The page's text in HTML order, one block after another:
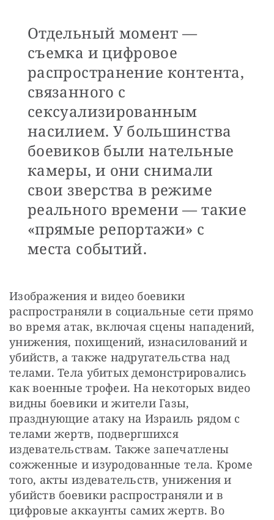
Отдельный момент —
съемка и цифровое
распространение контента,
связанного с
сексуализированным
насилием. У большинства
боевиков были нательные
камеры, и они снимали
свои зверства в режиме
реального времени — такие
«прямые репортажи» с
места событий.
Изображения и видео боевики
распространяли в социальные сети прямо
во время атак, включая сцены нападений,
унижения, похищений, изнасилований и
убийств, а также надругательства над
телами. Тела убитых демонстрировались
как военные трофеи. На некоторых видео
видны боевики и жители Газы,
празднующие атаку на Израиль рядом с
телами жертв, подвергшихся
издевательствам. Также запечатлены
сожженные и изуродованные тела. Кроме
того, акты издевательств, унижения и
убийств боевики распространяли и в
цифровые аккаунты самих жертв. Во